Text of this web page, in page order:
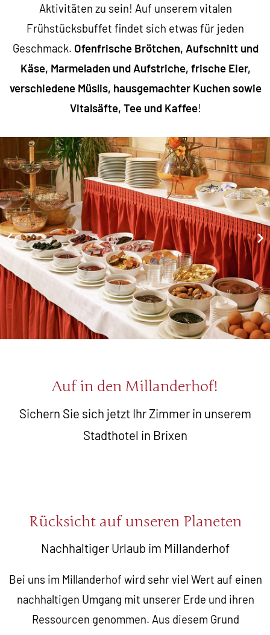
Aktivitäten zu sein! Auf unserem vitalen
Frühstücksbuffet findet sich etwas für jeden
Geschmack. Ofenfrische Brötchen, Aufschnitt und
Käse, Marmeladen und Aufstriche, frische Eier,
verschiedene Müslis, hausgemachter Kuchen sowie
Vitalsäfte, Tee und Kaffee!
Auf in den Millanderhof!
Sichern Sie sich jetzt Ihr Zimmer in unserem
Stadthotel in Brixen
Rücksicht auf unseren Planeten
Nachhaltiger Urlaub im Millanderhof
Bei uns im Millanderhof wird sehr viel Wert auf einen
nachhaltigen Umgang mit unserer Erde und ihren
Ressourcen genommen. Aus diesem Grund